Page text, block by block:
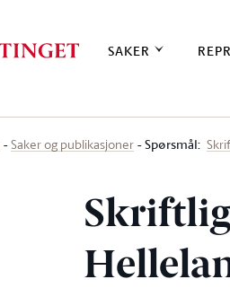
SAKER
Saker og publikasjoner Spørsmål: